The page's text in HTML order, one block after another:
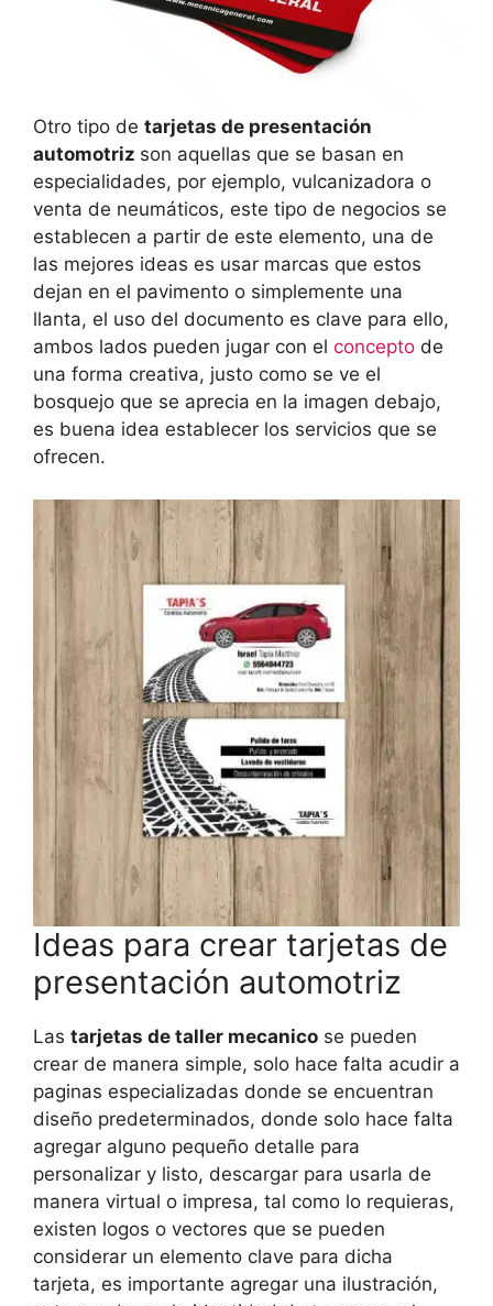
Otro tipo de tarjetas de presentación
automotriz son aquellas que se basan en
especialidades, por ejemplo, vulcanizadora o
venta de neumáticos, este tipo de negocios se
establecen a partir de este elemento, una de
las mejores ideas es usar marcas que estos
dejan en el pavimento o simplemente una
llanta, el uso del documento es clave para ello,
ambos lados pueden jugar con el concepto de
una forma creativa, justo como se ve el
bosquejo que se aprecia en la imagen debajo,
es buena idea establecer los servicios que se
ofrecen.
Ideas para crear tarjetas de
presentación automotriz
Las tarjetas de taller mecanico se pueden
crear de manera simple, solo hace falta acudir a
paginas especializadas donde se encuentran
diseño predeterminados, donde solo hace falta
agregar alguno pequeño detalle para
personalizar y listo, descargar para usarla de
manera virtual o impresa, tal como lo requieras,
existen logos o vectores que se pueden
considerar un elemento clave para dicha
tarjeta, es importante agregar una ilustración,